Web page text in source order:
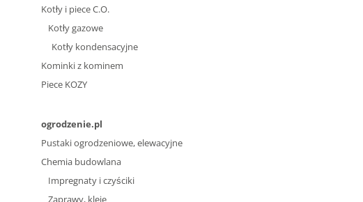
Kotły i piece C.O.
Kotły gazowe
Kotły kondensacyjne
Kominki z kominem
Piece KOZY
ogrodzenie.pl
Pustaki ogrodzeniowe, elewacyjne
Chemia budowlana
Impregnaty i czyściki
Zaprawy, kleje